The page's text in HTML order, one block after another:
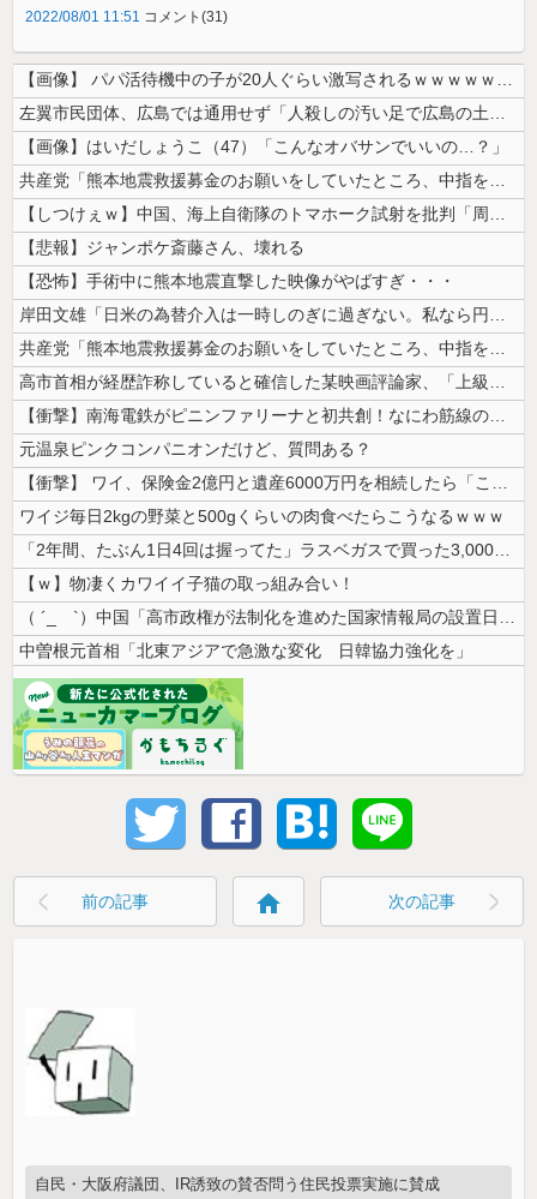
2022/08/01 11:51 コメント(31)
【画像】 パパ活待機中の子が20人ぐらい激写されるｗｗｗｗｗｗｗｗｗｗ...
左翼市民団体、広島では通用せず「人殺しの汚い足で広島の土を踏むな！」→...
【画像】はいだしょうこ（47）「こんなオバサンでいいの…？」
共産党「熊本地震救援募金のお願いをしていたところ、中指を立てられました...
【しつけぇｗ】中国、海上自衛隊のトマホーク試射を批判「周辺の安全保障上...
【悲報】ジャンポケ斎藤さん、壊れる
【恐怖】手術中に熊本地震直撃した映像がやばすぎ・・・
岸田文雄「日米の為替介入は一時しのぎに過ぎない。私なら円を強くすること...
共産党「熊本地震救援募金のお願いをしていたところ、中指を立てられました...
高市首相が経歴詐称していると確信した某映画評論家、「上級公務員試験に合...
【衝撃】南海電鉄がピニンファリーナと初共創！なにわ筋線の新型特急が凄そ...
元温泉ピンクコンパニオンだけど、質問ある？
【衝撃】 ワイ、保険金2億円と遺産6000万円を相続したら「こう」なっ...
ワイジ毎日2kgの野菜と500gくらいの肉食べたらこうなるｗｗｗ
「2年間、たぶん1日4回は握ってた」ラスベガスで買った3,000円のキ...
【ｗ】物凄くカワイイ子猫の取っ組み合い！
（ ´_ゝ`）中国「高市政権が法制化を進めた国家情報局の設置日が7月3...
中曽根元首相「北東アジアで急激な変化 日韓協力強化を」
前の記事 home 次の記事
自民・大阪府議団、IR誘致の賛否問う住民投票実施に賛成